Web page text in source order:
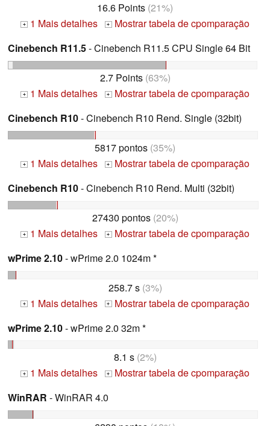
16.6 Points (21%)
+ 1 Mais detalhes + Mostrar tabela de cpomparação
Cinebench R11.5- Cinebench R11.5 CPU Single 64 Bit
2.7 Points(63%)
+ 1 Mais detalhes + Mostrar tabela de cpomparação
Cinebench R10- Cinebench R10 Rend. Single (32bit)
5817 pontos (35%)
+ 1 Mais detalhes + Mostrar tabela de cpomparação
Cinebench R10- Cinebench R10 Rend. Multi (32bit)
27430 pontos(20%)
+ 1 Mais detalhes + Mostrar tabela de cpomparação
wPrime 2.10- wPrime 2.0 1024m *
258.7 s(3%)
+ 1 Mais detalhes + Mostrar tabela de cpomparação
wPrime 2.10- wPrime 2.0 32m *
8.1 s(2%)
+ 1 Mais detalhes + Mostrar tabela de cpomparação
WinRAR - WinRAR 4.0